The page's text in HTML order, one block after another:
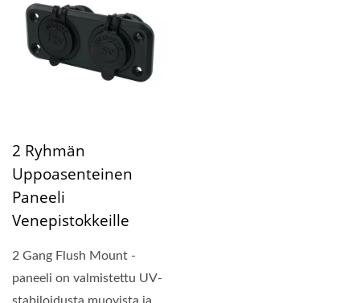
2 Ryhmän
Uppoasenteinen
Paneeli
Venepistokkeille
2 Gang Flush Mount -
paneeli on valmistettu UV-